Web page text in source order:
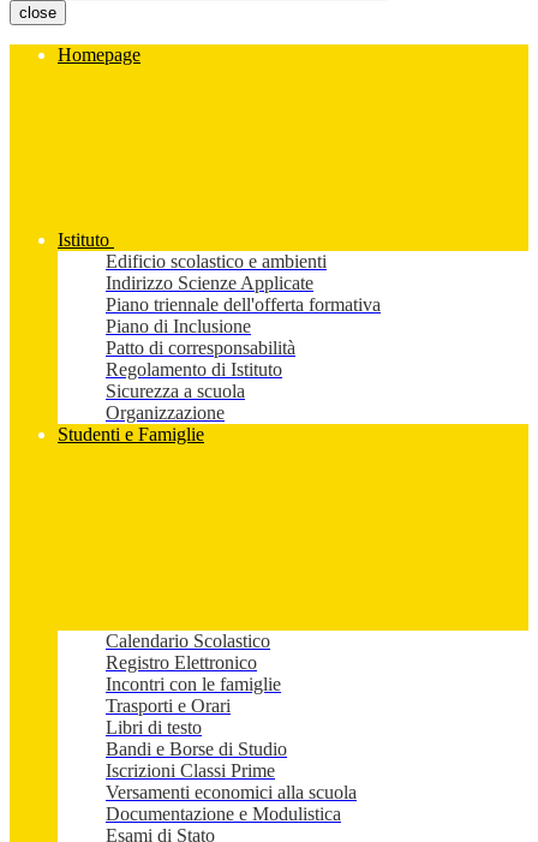
close
Homepage
Istituto
Edificio scolastico e ambienti
Indirizzo Scienze Applicate
Piano triennale dell'offerta formativa
Piano di Inclusione
Patto di corresponsabilità
Regolamento di Istituto
Sicurezza a scuola
Organizzazione
Studenti e Famiglie
Calendario Scolastico
Registro Elettronico
Incontri con le famiglie
Trasporti e Orari
Libri di testo
Bandi e Borse di Studio
Iscrizioni Classi Prime
Versamenti economici alla scuola
Documentazione e Modulistica
Esami di Stato